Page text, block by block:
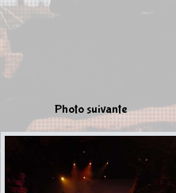
Photo suivante